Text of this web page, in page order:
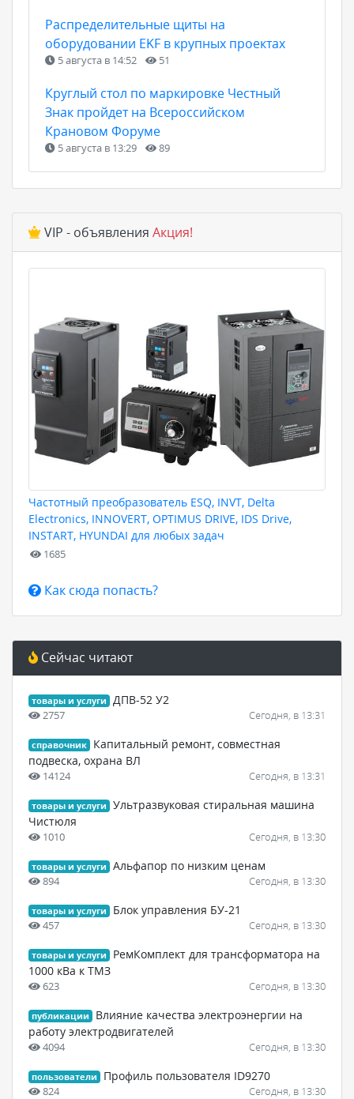
Распределительные щиты на
оборудовании EKF в крупных проектах
5 августа в 14:52 51
Круглый стол по маркировке Честный
Знак пройдет на Всероссийском
Крановом Форуме
5 августа в 13:29 89
VIP - объявления Акция!
Частотный преобразователь ESQ, INVT, Delta
Electronics, INNOVERT, OPTIMUS DRIVE, IDS Drive,
INSTART, HYUNDAI для любых задач
1685
Как сюда попасть?
Сейчас читают
товары и услуги ДПВ-52 У2
2757 Сегодня, в 13:31
справочник
Капитальный ремонт, совместная
подвеска, охрана ВЛ
14124 Сегодня, в 13:31
товары и услуги
Ультразвуковая стиральная машина
Чистюля
1010 Сегодня, в 13:30
товары и услуги Альфапор по низким ценам
894 Сегодня, в 13:30
товары и услуги Блок управления БУ-21
457 Сегодня, в 13:30
товары и услуги
РемКомплект для трансформатора на
1000 кВа к ТМЗ
623 Сегодня, в 13:30
публикации
Влияние качества электроэнергии на
работу электродвигателей
4094 Сегодня, в 13:30
пользователи Профиль пользователя ID9270
824 Сегодня, в 13:30